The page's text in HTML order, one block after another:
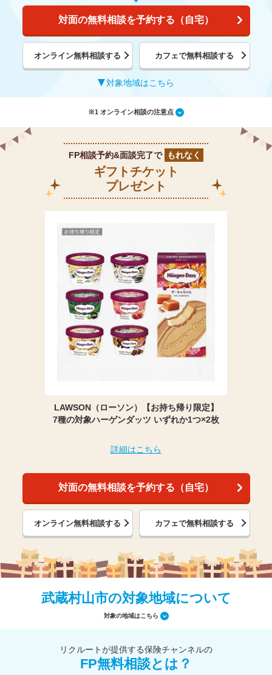
対面の無料相談を予約する（自宅）
オンライン無料相談する カフェで無料相談する
対象地域はこちら
※1 オンライン相談の注意点
FP相談予約&面談完了で もれなく
ギフトチケット
プレゼント
LAWSON（ローソン）【お持ち帰り限定】
7種の対象ハーゲンダッツ いずれか1つ×2枚
詳細はこちら
対面の無料相談を予約する（自宅）
オンライン無料相談する カフェで無料相談する
武蔵村山市の対象地域について
対象の地域はこちら
リクルートが提供する保険チャンネルの
FP無料相談とは？